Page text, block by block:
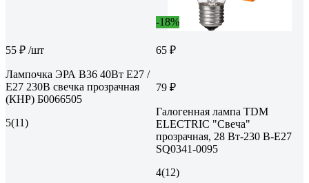
55 ₽ /шт
Лампочка ЭРА B36 40Вт Е27 /
E27 230В свечка прозрачная
(КНР) Б0066505
5(11)
-18%
65 ₽
79 ₽
Галогенная лампа TDM
ELECTRIC "Свеча"
прозрачная, 28 Вт-230 В-Е27
SQ0341-0095
4(12)